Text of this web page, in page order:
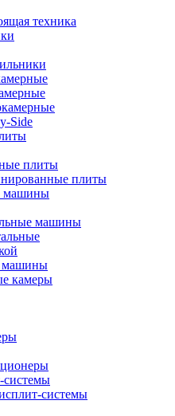
техника
Side
плиты
плиты
машины
машины
машины
камеры
системы